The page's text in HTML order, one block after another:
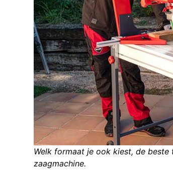
Welk formaat je ook kiest, de
zaagmachine.